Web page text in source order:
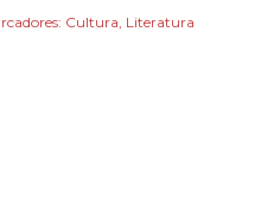
Cultura Literatura